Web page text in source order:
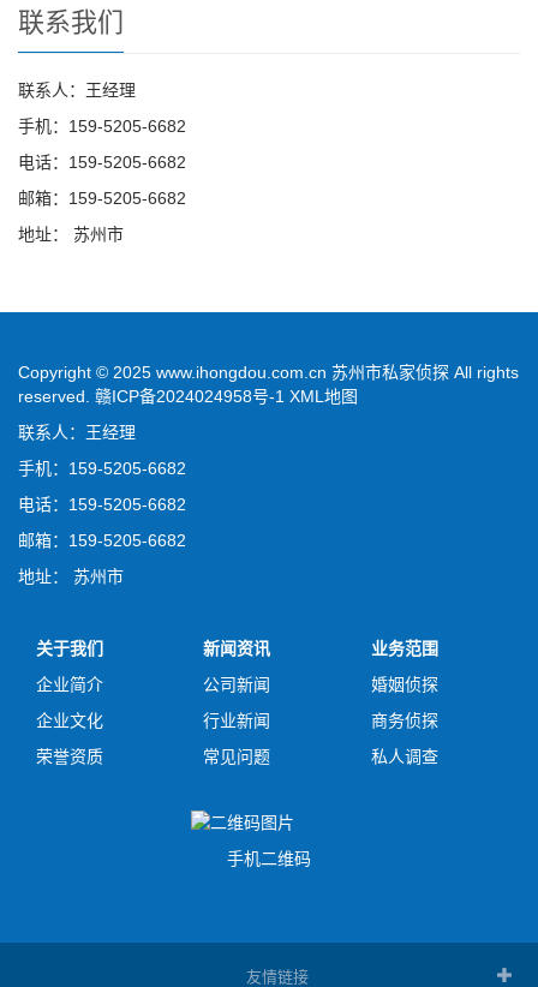
联系我们
联系人：王经理
手机：159-5205-6682
电话：159-5205-6682
邮箱：159-5205-6682
地址： 苏州市
Copyright © 2025 www.ihongdou.com.cn 苏州市私家侦探 All rights
reserved. 赣ICP备2024024958号-1 XML地图
联系人：王经理
手机：159-5205-6682
电话：159-5205-6682
邮箱：159-5205-6682
地址： 苏州市
关于我们
企业简介
企业文化
荣誉资质
新闻资讯
公司新闻
行业新闻
常见问题
业务范围
婚姻侦探
商务侦探
私人调查
手机二维码
友情链接